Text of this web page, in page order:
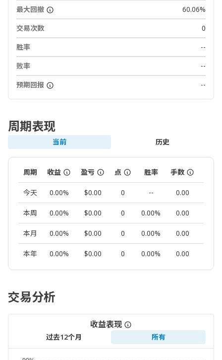
最大回撤
60.06%
交易次数
0
胜率
--
败率
--
预期回报
--
周期表现
当前 历史
周期 收益 盈亏 点 胜率 手数
今天 0.00% $0.00 0 -- 0.00
本周 0.00% $0.00 0 0.00% 0.00
本月 0.00% $0.00 0 0.00% 0.00
本年 0.00% $0.00 0 0.00% 0.00
交易分析
收益表现
过去12个月 所有